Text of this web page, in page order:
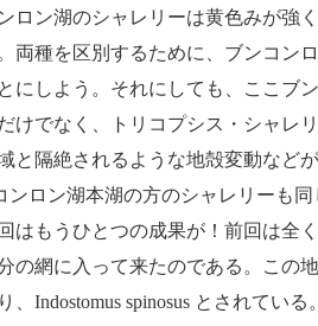
ロン湖のシャレリーは黄色みが強
両種を区別するために、ブンコン
にしよう。それにしても、ここブ
けでなく、トリコプシス・シャレ
と隔絶されるような地殻変動など
ロン湖本湖の方のシャレリーも
はもうひとつの成果が！前回は全
の網に入って来たのである。この
Indostomus spinosus とされてい